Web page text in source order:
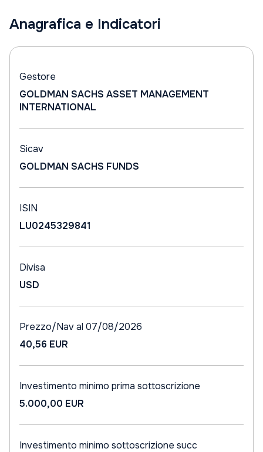
Anagrafica e Indicatori
Gestore
GOLDMAN SACHS ASSET MANAGEMENT
INTERNATIONAL
Sicav
GOLDMAN SACHS FUNDS
ISIN
LU0245329841
Divisa
USD
Prezzo/Nav al 07/08/2026
40,56 EUR
Investimento minimo prima sottoscrizione
5.000,00 EUR
Investimento minimo sottoscrizione succ